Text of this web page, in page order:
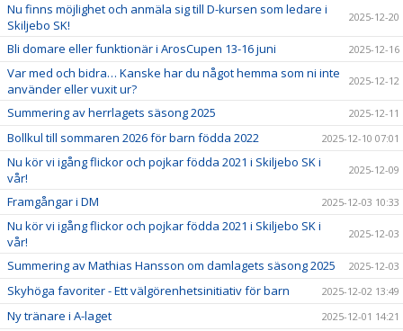
Nu finns möjlighet och anmäla sig till D-kursen som ledare i
Skiljebo SK!
2025-12-20
Bli domare eller funktionär i ArosCupen 13-16 juni 2025-12-16
Var med och bidra… Kanske har du något hemma som ni inte
använder eller vuxit ur?
2025-12-12
Summering av herrlagets säsong 2025 2025-12-11
Bollkul till sommaren 2026 för barn födda 2022 2025-12-10 07:01
Nu kör vi igång flickor och pojkar födda 2021 i Skiljebo SK i
vår!
2025-12-09
Framgångar i DM 2025-12-03 10:33
Nu kör vi igång flickor och pojkar födda 2021 i Skiljebo SK i
vår!
2025-12-03
Summering av Mathias Hansson om damlagets säsong 2025 2025-12-03
Skyhöga favoriter - Ett välgörenhetsinitiativ för barn 2025-12-02 13:49
Ny tränare i A-laget 2025-12-01 14:21